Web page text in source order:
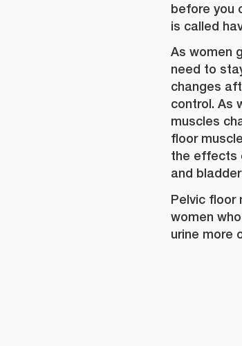
before you
is called
As women
need to
changes
control. As
muscles
floor
the effects
and
Pelvic floor
women
urine more